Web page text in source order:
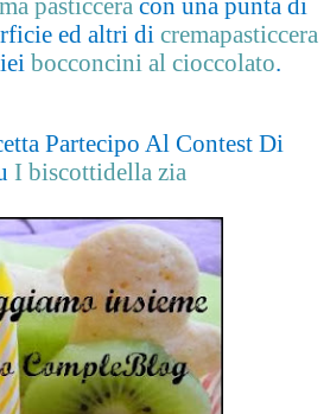
pasticceracon una punta di
ed altri di cremapasticcera
bocconcini al cioccolato.
Partecipo Al Contest Di
I biscottidella zia